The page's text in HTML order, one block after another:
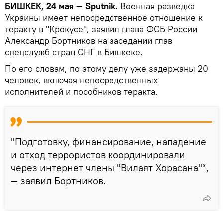
БИШКЕК, 24 мая — Sputnik. Военная разведка
Украины имеет непосредственное отношение к
теракту в "Крокусе", заявил глава ФСБ России
Александр Бортников на заседании глав
спецслужб стран СНГ в Бишкеке.
По его словам, по этому делу уже задержаны 20
человек, включая непосредственных
исполнителей и пособников теракта.
"Подготовку, финансирование, нападение
и отход террористов координировали
через интернет члены "Вилаят Хорасана"*,
— заявил Бортников.